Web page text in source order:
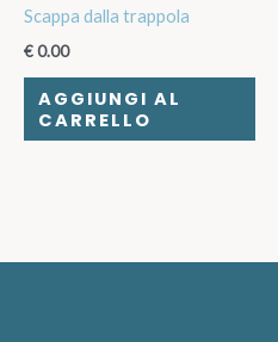
Scappa dalla trappola
€0.00
AGGIUNGI AL
CARRELLO